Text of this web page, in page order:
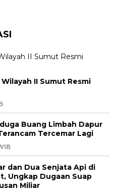
II Sumut Resmi
Buang Limbah Dapur
Tercemar Lagi
dan Dua Senjata Api di
Ungkap Dugaan Suap
Miliar